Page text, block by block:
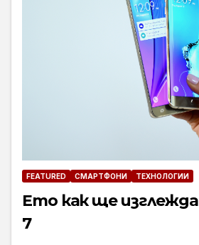
FEATURED СМАРТФОНИ ТЕХНОЛОГИИ
Ето как ще изглежда
7